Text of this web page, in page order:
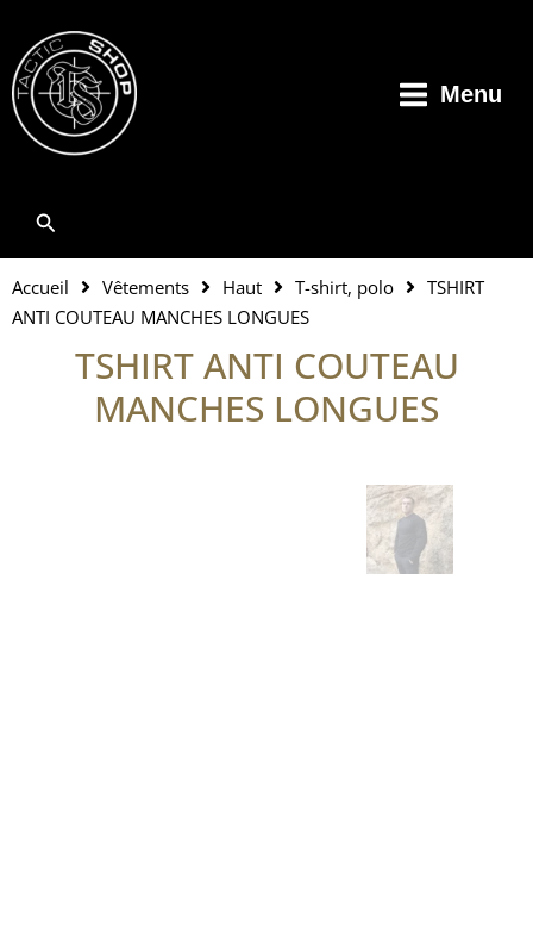
contenu
Menu
Rechercher
Accueil Vêtements Haut T-shirt, polo
TSHIRT
ANTI COUTEAU MANCHES LONGUES
TSHIRT ANTI COUTEAU
MANCHES LONGUES